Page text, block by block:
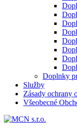
Doplnky
Služby
Zásady ochrany
Všeobecné